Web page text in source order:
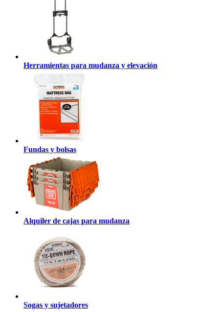
Herramientas para mudanza y elevación
Fundas y bolsas
Alquiler de cajas para mudanza
Sogas y sujetadores